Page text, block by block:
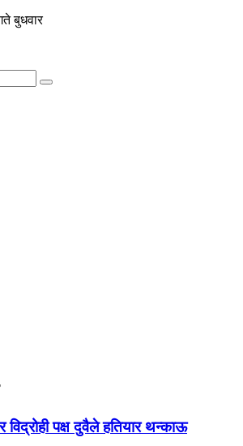
बुधवार
विद्रोही पक्ष दुवैले हतियार थन्काऊ